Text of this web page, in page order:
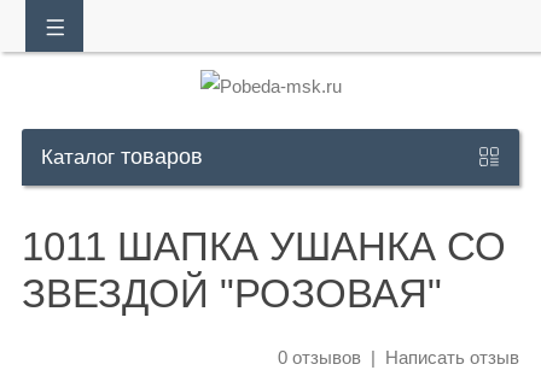
Обратный
звонок
+7
925
Каталогтоваров
1011 ШАПКА УШАНКА СО
ЗВЕЗДОЙ "РОЗОВАЯ"
0 отзывов | Написать отзыв